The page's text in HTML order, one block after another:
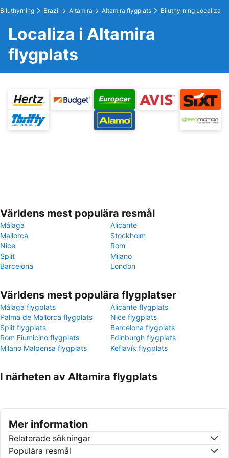
Biluthyrning Brazil Altamira Altamira flygplats Biluthyrning Localiza
Localiza i Altamira
flygplats
Världens mest populära resmål
Málaga
Alicante
Mallorca
Stockholm
Nice
Rom
Split
Milano
Barcelona
London
Världens mest populära flygplatser
Málaga flygplats
Alicante flygplats
Palma de Mallorca flygplats
Nice flygplats
Split flygplats
Barcelona flygplats
Rom Fiumicino flygplats
Edinburgh flygplats
Milano Malpensa flygplats
Keflavík flygplats
I närheten av Altamira flygplats
Mer information
Relaterade sökningar
Populära resmål